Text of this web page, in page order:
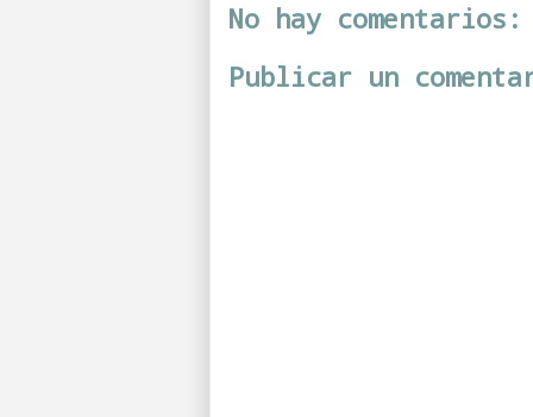
No hay comentarios:
Publicar un